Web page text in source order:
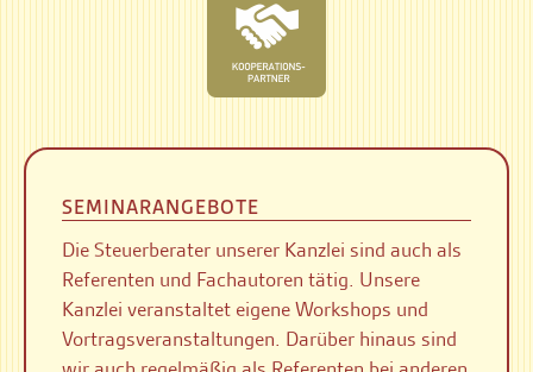
SEMINARANGEBOTE
Die Steuerberater unserer Kanzlei sind auch als
Referenten und Fachautoren tätig. Unsere
Kanzlei veranstaltet eigene Workshops und
Vortragsveranstaltungen. Darüber hinaus sind